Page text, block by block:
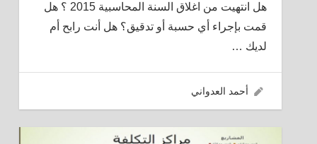
هل انتهيت من اغلاق السنة المحاسبية 2015 ؟ هل
قمت بإجراء أي حسبة أو تدقيق؟ هل أنت رابح أم
لديك …
08/01/2016
أحمد العدواني